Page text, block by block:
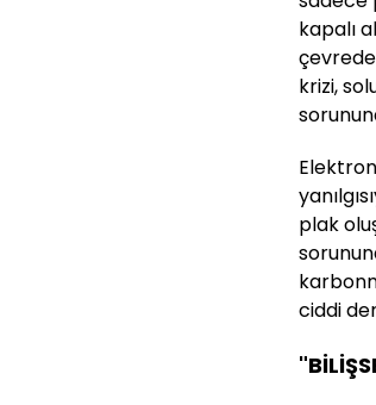
kapalı
krizi,
plak
ciddi